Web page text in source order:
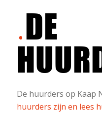
DE
De huurders op Kaap
huurders zijn en lees